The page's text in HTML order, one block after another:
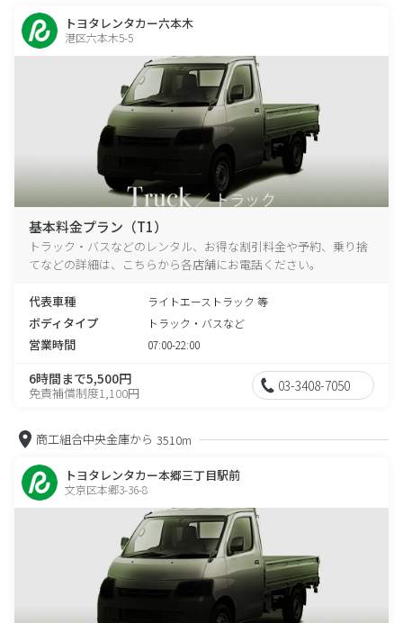
トヨタレンタカー六本木
港区六本木5-5
基本料金プラン（T1）
トラック・バスなどのレンタル、お得な割引料金や予約、乗り捨
てなどの詳細は、こちらから各店舗にお電話ください。
代表車種 ライトエーストラック 等
ボディタイプ トラック・バスなど
営業時間 07:00-22:00
6時間まで5,500円
免責補償制度1,100円 03-3408-7050
商工組合中央金庫から 3510m
トヨタレンタカー本郷三丁目駅前
文京区本郷3-36-8